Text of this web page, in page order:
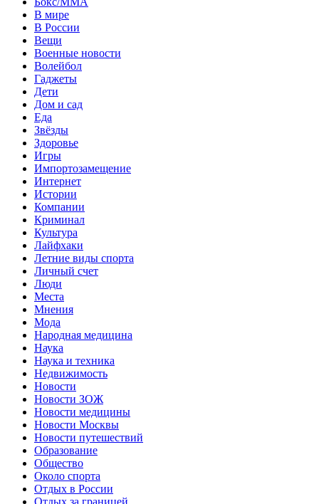
В мире
В России
Вещи
Военные новости
Волейбол
Гаджеты
Дети
Дом и сад
Еда
Звёзды
Здоровье
Игры
Импортозамещение
Интернет
Истории
Компании
Криминал
Культура
Лайфхаки
Летние виды спорта
Личный счет
Люди
Места
Мнения
Мода
Народная медицина
Наука
Наука и техника
Недвижимость
Новости
Новости ЗОЖ
Новости медицины
Новости Москвы
Новости путешествий
Образование
Общество
Около спорта
Отдых в России
Отдых за границей